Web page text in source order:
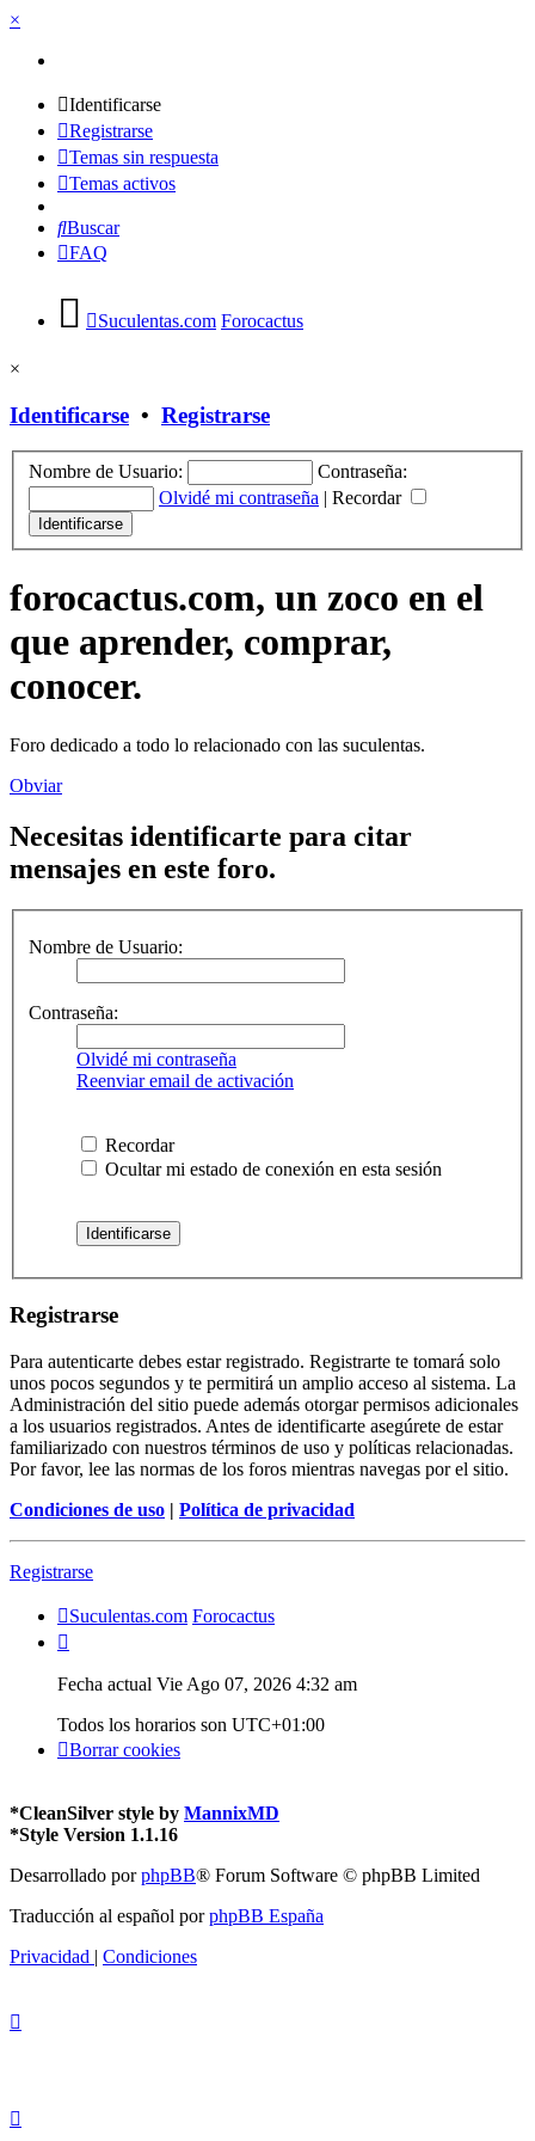
×
Identificarse
Registrarse
Temas sin respuesta
Temas activos
Buscar
FAQ
Suculentas.com Forocactus
×
Identificarse • Registrarse
Nombre de Usuario:
Contraseña:
Olvidé mi contraseña | Recordar
forocactus.com, un zoco en el
que aprender, comprar,
conocer.
Foro dedicado a todo lo relacionado con las suculentas.
Obviar
Necesitas identificarte para citar
mensajes en este foro.
Nombre de Usuario:
Contraseña:
Olvidé mi contraseña
Reenviar email de activación
Recordar
Ocultar mi estado de conexión en esta sesión
Registrarse
Para autenticarte debes estar registrado. Registrarte te tomará solo
unos pocos segundos y te permitirá un amplio acceso al sistema. La
Administración del sitio puede además otorgar permisos adicionales
a los usuarios registrados. Antes de identificarte asegúrete de estar
familiarizado con nuestros términos de uso y políticas relacionadas.
Por favor, lee las normas de los foros mientras navegas por el sitio.
Condiciones de uso | Política de privacidad
Registrarse
Suculentas.com Forocactus
Fecha actual Vie Ago 07, 2026 4:32 am
Todos los horarios son UTC+01:00
Borrar cookies
*CleanSilver style by MannixMD
*Style Version 1.1.16
Desarrollado porphpBB® Forum Software © phpBB Limited
Traducción al español porphpBB España
Privacidad | Condiciones